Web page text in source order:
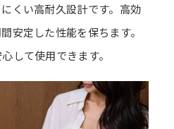
くい高耐久設計です。高効
安定した性能を保ちます。
して使用できます。